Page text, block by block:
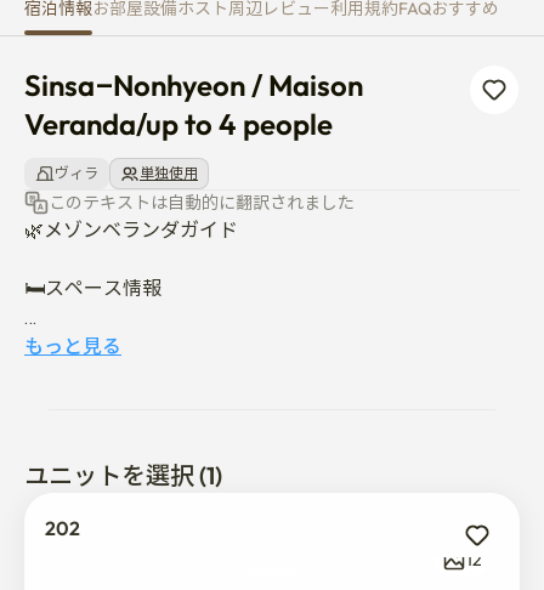
宿泊情報お部屋設備ホスト周辺 レビュー利用規約FAQおすすめ
Sinsa–Nonhyeon / Maison
Veranda/up to 4 people
ヴィラ 単独使用
このテキストは自動的に翻訳されました
🌿メゾンベランダガイド
🛏スペース情報
メゾンベランダにはクイーンサイズのベッドが2つ用意
以下のゲストに最適です:
	• 🚉地下鉄駅が近くにあり、ソウル周辺へのアクセスが
便利です
もっと見る
ユニットを選択 (1)
202
12